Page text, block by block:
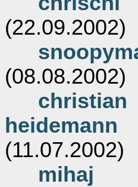
(22.09.2002)
(08.08.2002)
christian
heidemann
(11.07.2002)
mihaj